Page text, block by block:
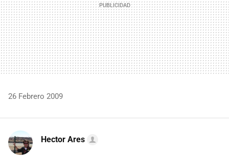
26 Febrero 2009
Hector Ares